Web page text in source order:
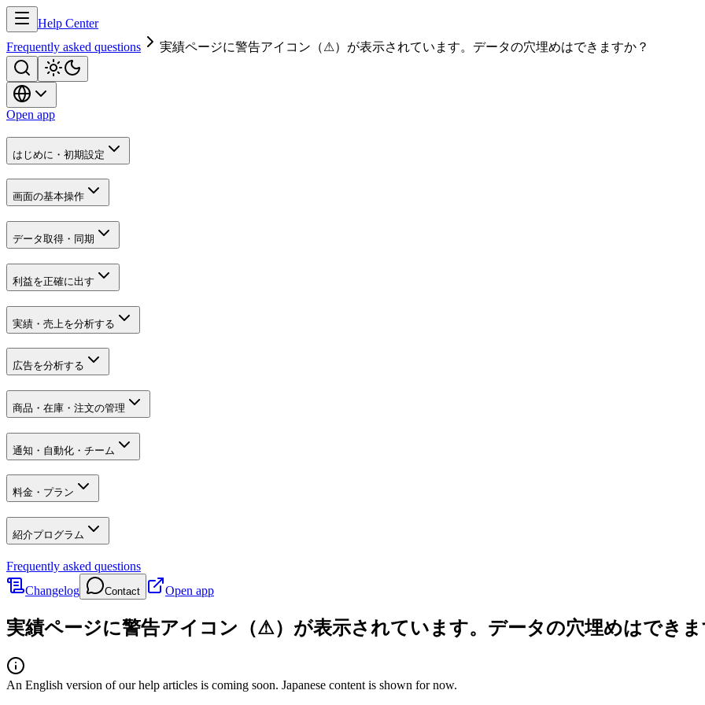
Help Center
Frequently asked questions
実績ページに警告アイコン（⚠）が表示されています。データの穴埋めはできますか？
Open app
はじめに・初期設定
画面の基本操作
データ取得・同期
利益を正確に出す
実績・売上を分析する
広告を分析する
商品・在庫・注文の管理
通知・自動化・チーム
料金・プラン
紹介プログラム
Frequently asked questions
Changelog
Contact Open app
実績ページに警告アイコン（⚠）が表示されています。データの穴埋めはでき
An English version of our help articles is coming soon. Japanese content is shown for now.